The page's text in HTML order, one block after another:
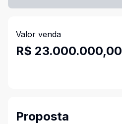
Valor venda
R$ 23.000.000,00
Proposta